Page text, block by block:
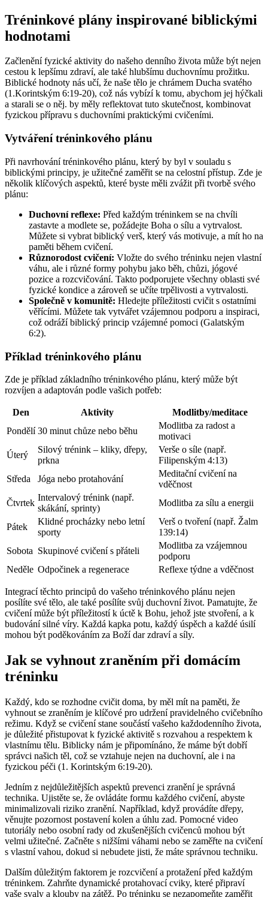
Tréninkové plány inspirované biblickými
hodnotami
Začlenění fyzické aktivity do našeho denního života může být nejen
cestou k lepšímu zdraví, ale také hlubšímu duchovnímu prožitku.
Biblické hodnoty nás učí, že naše tělo je chrámem Ducha svatého
(1.Korintským 6:19-20), což nás vybízí k tomu, abychom jej hýčkali
a starali se o něj. by měly reflektovat tuto skutečnost, kombinovat
fyzickou přípravu s duchovními praktickými cvičeními.
Vytváření tréninkového plánu
Při navrhování tréninkového plánu, který by byl v souladu s
biblickými principy, je užitečné zaměřit se na celostní přístup. Zde je
několik klíčových aspektů, které byste měli zvážit při tvorbě svého
plánu:
Duchovní reflexe: Před každým tréninkem se na chvíli
zastavte a modlete se, požádejte Boha o sílu a vytrvalost.
Můžete si vybrat biblický verš, který vás motivuje, a mít ho na
paměti během cvičení.
Různorodost cvičení: Vložte do svého tréninku nejen vlastní
váhu, ale i různé formy pohybu jako běh, chůzi, jógové
pozice a rozcvičování. Takto podporujete všechny oblasti své
fyzické kondice a zároveň se učíte trpělivosti a vytrvalosti.
Společně v komunitě: Hledejte příležitosti cvičit s ostatními
věřícími. Můžete tak vytvářet vzájemnou podporu a inspiraci,
což odráží biblický princip vzájemné pomoci (Galatským
6:2).
Příklad tréninkového plánu
Zde je příklad základního tréninkového plánu, který může být
rozvíjen a adaptován podle vašich potřeb:
Den Aktivity
Modlitby/meditace
Pondělí 30 minut chůze nebo běhu
Modlitba za radost a
motivaci
Úterý
Silový trénink – kliky, dřepy,
prkna
Verše o síle (např.
Filipenským 4:13)
Středa
Jóga nebo protahování
Meditační cvičení na
vděčnost
Čtvrtek
Intervalový trénink (např.
skákání, sprinty)
Modlitba za sílu a energii
Pátek
Klidné procházky nebo letní
sporty
Verš o tvoření (např. Žalm
139:14)
Sobota Skupinové cvičení s přáteli
Modlitba za vzájemnou
podporu
Neděle Odpočinek a regenerace Reflexe týdne a vděčnost
Integrací těchto principů do vašeho tréninkového plánu nejen
posílíte své tělo, ale také posílíte svůj duchovní život. Pamatujte, že
cvičení může být příležitostí k úctě k Bohu, jehož jste stvoření, a k
budování silné víry. Každá kapka potu, každý úspěch a každé úsilí
mohou být poděkováním za Boží dar zdraví a síly.
Jak se vyhnout zraněním při domácím
tréninku
Každý, kdo se rozhodne cvičit doma, by měl mít na paměti, že
vyhnout se zraněním je klíčové pro udržení pravidelného cvičebního
režimu. Když se cvičení stane součástí vašeho každodenního života,
je důležité přistupovat k fyzické aktivitě s rozvahou a respektem k
vlastnímu tělu. Biblicky nám je připomínáno, že máme být dobří
správci našich těl, což se vztahuje nejen na duchovní, ale i na
fyzickou péči (1. Korintským 6:19-20).
Jedním z nejdůležitějších aspektů prevenci zranění je správná
technika. Ujistěte se, že ovládáte formu každého cvičení, abyste
minimalizovali riziko zranění. Například, když provádíte dřepy,
věnujte pozornost postavení kolen a úhlu zad. Pomocné video
tutoriály nebo osobní rady od zkušenějších cvičenců mohou být
velmi užitečné. Začněte s nižšími váhami nebo se zaměřte na cvičení
s vlastní vahou, dokud si nebudete jisti, že máte správnou techniku.
Dalším důležitým faktorem je rozcvičení a protažení před každým
tréninkem. Zahrňte dynamické protahovací cviky, které připraví
vaše svaly a klouby na zátěž. Po tréninku se nezapomeňte zaměřit